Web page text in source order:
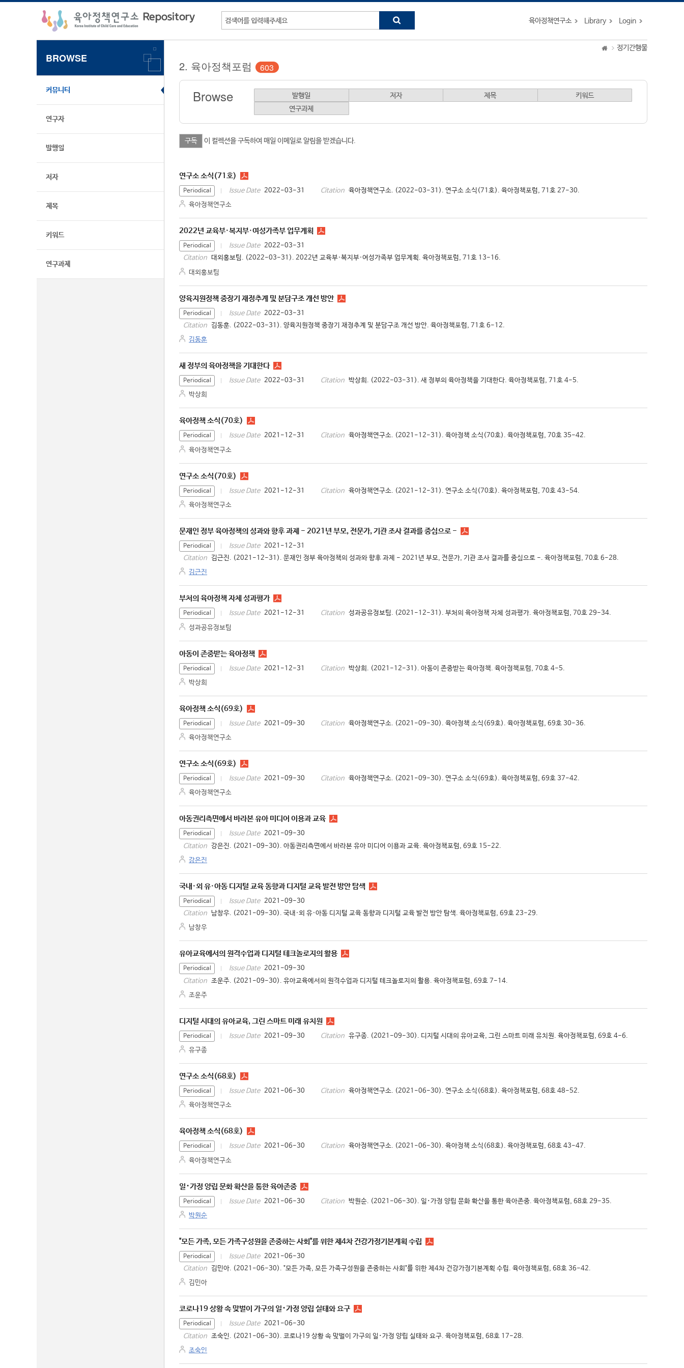
육아정책연구소 Library Login
BROWSE
커뮤니티
연구자
발행일
저자
제목
키워드
연구과제
정기간행물
2. 육아정책포럼 603
Browse 발행일 저자 제목
키워드
연구과제
이 컬렉션을 구독하여 매일 이메일로 알림을 받겠습니다.
연구소 소식(71호)
Periodical Issue Date 2022-03-31 Citation 육아정책연구소. (2022-03-31). 연구소 소식(71호). 육아정책포럼, 71호 27-30.
육아정책연구소
2022년 교육부·복지부·여성가족부 업무계획
Periodical Issue Date 2022-03-31
Citation 대외홍보팀. (2022-03-31). 2022년 교육부·복지부·여성가족부 업무계획. 육아정책포럼, 71호 13-16.
대외홍보팀
양육지원정책 중장기 재정추계 및 분담구조 개선 방안
Periodical Issue Date 2022-03-31
Citation 김동훈. (2022-03-31). 양육지원정책 중장기 재정추계 및 분담구조 개선 방안. 육아정책포럼, 71호 6-12.
김동훈
새 정부의 육아정책을 기대한다
Periodical Issue Date 2022-03-31 Citation 박상희. (2022-03-31). 새 정부의 육아정책을 기대한다. 육아정책포럼, 71호 4-5.
박상희
육아정책 소식(70호)
Periodical Issue Date 2021-12-31 Citation 육아정책연구소. (2021-12-31). 육아정책 소식(70호). 육아정책포럼, 70호 35-42.
육아정책연구소
연구소 소식(70호)
Periodical Issue Date 2021-12-31 Citation 육아정책연구소. (2021-12-31). 연구소 소식(70호). 육아정책포럼, 70호 43-54.
육아정책연구소
문재인 정부 육아정책의 성과와 향후 과제 - 2021년 부모, 전문가, 기관 조사 결과를 중심으로 -
Periodical Issue Date 2021-12-31
Citation 김근진. (2021-12-31). 문재인 정부 육아정책의 성과와 향후 과제 - 2021년 부모, 전문가, 기관 조사 결과를 중심으로 -. 육아정책포럼, 70호 6-28.
김근진
부처의 육아정책 자체 성과평가
Periodical Issue Date 2021-12-31 Citation 성과공유정보팀. (2021-12-31). 부처의 육아정책 자체 성과평가. 육아정책포럼, 70호 29-34.
성과공유정보팀
아동이 존중받는 육아정책
Periodical Issue Date 2021-12-31 Citation 박상희. (2021-12-31). 아동이 존중받는 육아정책. 육아정책포럼, 70호 4-5.
박상희
육아정책 소식(69호)
Periodical Issue Date 2021-09-30 Citation 육아정책연구소. (2021-09-30). 육아정책 소식(69호). 육아정책포럼, 69호 30-36.
육아정책연구소
연구소 소식(69호)
Periodical Issue Date 2021-09-30 Citation 육아정책연구소. (2021-09-30). 연구소 소식(69호). 육아정책포럼, 69호 37-42.
육아정책연구소
아동권리측면에서 바라본 유아 미디어 이용과 교육
Periodical Issue Date 2021-09-30
Citation 강은진. (2021-09-30). 아동권리측면에서 바라본 유아 미디어 이용과 교육. 육아정책포럼, 69호 15-22.
강은진
국내·외 유·아동 디지털 교육 동향과 디지털 교육 발전 방안 탐색
Periodical Issue Date 2021-09-30
Citation 남창우. (2021-09-30). 국내·외 유·아동 디지털 교육 동향과 디지털 교육 발전 방안 탐색. 육아정책포럼, 69호 23-29.
남창우
유아교육에서의 원격수업과 디지털 테크놀로지의 활용
Periodical Issue Date 2021-09-30
Citation 조운주. (2021-09-30). 유아교육에서의 원격수업과 디지털 테크놀로지의 활용. 육아정책포럼, 69호 7-14.
조운주
디지털 시대의 유아교육, 그린 스마트 미래 유치원
Periodical Issue Date 2021-09-30 Citation 유구종. (2021-09-30). 디지털 시대의 유아교육, 그린 스마트 미래 유치원. 육아정책포럼, 69호 4-6.
유구종
연구소 소식(68호)
Periodical Issue Date 2021-06-30 Citation 육아정책연구소. (2021-06-30). 연구소 소식(68호). 육아정책포럼, 68호 48-52.
육아정책연구소
육아정책 소식(68호)
Periodical Issue Date 2021-06-30 Citation 육아정책연구소. (2021-06-30). 육아정책 소식(68호). 육아정책포럼, 68호 43-47.
육아정책연구소
일･가정 양립 문화 확산을 통한 육아존중
Periodical Issue Date 2021-06-30 Citation 박원순. (2021-06-30). 일･가정 양립 문화 확산을 통한 육아존중. 육아정책포럼, 68호 29-35.
박원순
"모든 가족, 모든 가족구성원을 존중하는 사회"를 위한 제4차 건강가정기본계획 수립
Periodical Issue Date 2021-06-30
Citation 김민아. (2021-06-30). "모든 가족, 모든 가족구성원을 존중하는 사회"를 위한 제4차 건강가정기본계획 수립. 육아정책포럼, 68호 36-42.
김민아
코로나19 상황 속 맞벌이 가구의 일･가정 양립 실태와 요구
Periodical Issue Date 2021-06-30
Citation 조숙인. (2021-06-30). 코로나19 상황 속 맞벌이 가구의 일･가정 양립 실태와 요구. 육아정책포럼, 68호 17-28.
조숙인